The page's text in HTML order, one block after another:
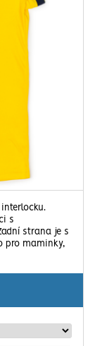
s
strana je s
pro maminky,